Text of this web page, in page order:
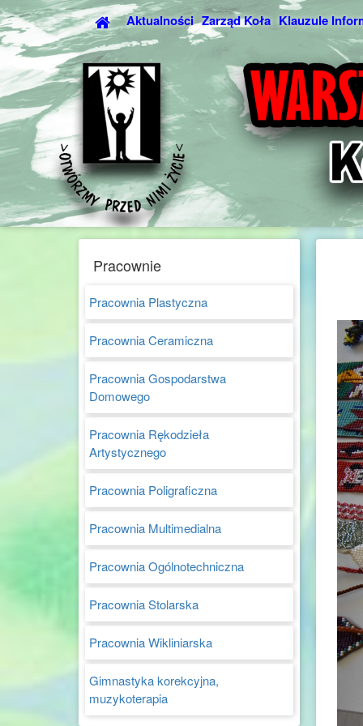
Aktualności Zarząd Koła Klauzule
Pracownie
Pracownia Plastyczna
Pracownia Ceramiczna
Pracownia Gospodarstwa
Domowego
Pracownia Rękodzieła
Artystycznego
Pracownia Poligraficzna
Pracownia Multimedialna
Pracownia Ogólnotechniczna
Pracownia Stolarska
Pracownia Wikliniarska
Gimnastyka korekcyjna,
muzykoterapia